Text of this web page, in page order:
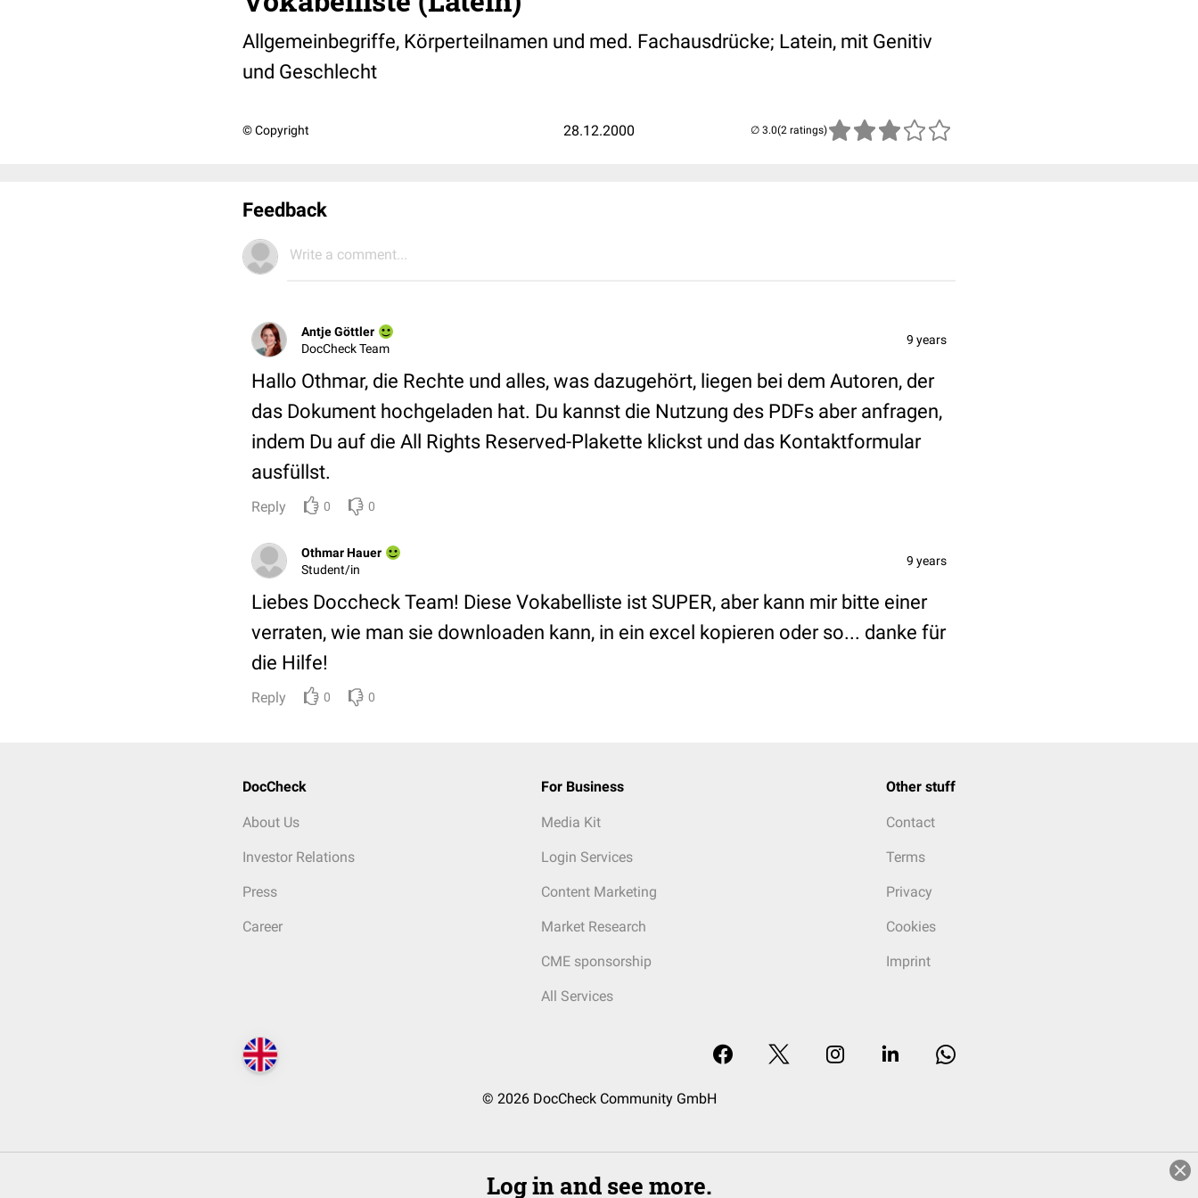
Allgemeinbegriffe, Körperteilnamen und med. Fachausdrücke; Latein, mit Genitiv
und Geschlecht
© Copyright 28.12.2000 (2 ratings)
Feedback
Write a comment...
Antje Göttler
DocCheck Team
9 years
Hallo Othmar, die Rechte und alles, was dazugehört, liegen bei dem Autoren, der
das Dokument hochgeladen hat. Du kannst die Nutzung des PDFs aber anfragen,
indem Du auf die All Rights Reserved-Plakette klickst und das Kontaktformular
ausfüllst.
Reply 0 0
Othmar Hauer
Student/in
9 years
Liebes Doccheck Team! Diese Vokabelliste ist SUPER, aber kann mir bitte einer
verraten, wie man sie downloaden kann, in ein excel kopieren oder so... danke für
die Hilfe!
Reply 0 0
DocCheck
About Us
Investor Relations
Press
Career
For Business
Media Kit
Login Services
Content Marketing
Market Research
CME sponsorship
All Services
Other stuff
Contact
Terms
Privacy
Cookies
Imprint
© 2026 DocCheck Community GmbH
Log in and see more.